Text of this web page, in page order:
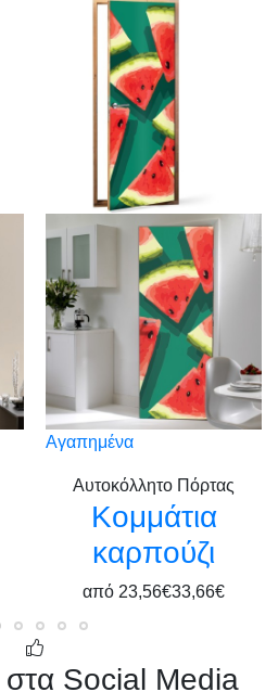
Αγαπημένα
Αυτοκόλλητο Πόρτας
Κομμάτια
καρπούζι
από 23,56€33,66€
Social Media